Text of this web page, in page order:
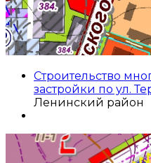
Строительство
застройки по ул.
Ленинский район